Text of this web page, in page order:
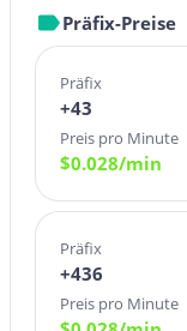
Präfix-Preise
Präfix
+43
Preis pro Minute
$0.028/min
Präfix
+436
Preis pro Minute